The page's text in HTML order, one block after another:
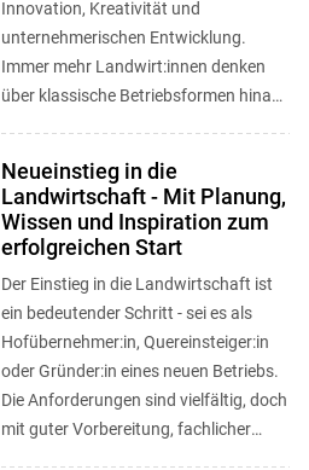
Innovation, Kreativität und
unternehmerischen Entwicklung.
Immer mehr Landwirt:innen denken
über klassische Betriebsformen hinaus
Neueinstieg in die
Landwirtschaft - Mit Planung,
Wissen und Inspiration zum
erfolgreichen Start
Der Einstieg in die Landwirtschaft ist
ein bedeutender Schritt - sei es als
Hofübernehmer:in, Quereinsteiger:in
oder Gründer:in eines neuen Betriebs.
Die Anforderungen sind vielfältig, doch
mit guter Vorbereitung, fachlicher